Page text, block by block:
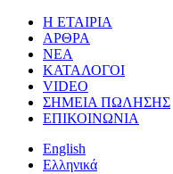
Η ΕΤΑΙΡΙΑ
ΑΡΘΡΑ
ΝΕΑ
ΚΑΤΑΛΟΓΟΙ
VIDEO
ΣΗΜΕΙΑ ΠΩΛΗΣΗΣ
ΕΠΙΚΟΙΝΩΝΙΑ
English
Ελληνικά